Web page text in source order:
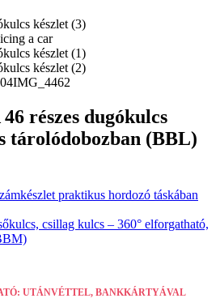
részes dugókulcs
tárolódobozban (BBL)
praktikus hordozó táskában
csillag kulcs – 360° elforgatható,
UTÁNVÉTTEL, BANKKÁRTYÁVAL